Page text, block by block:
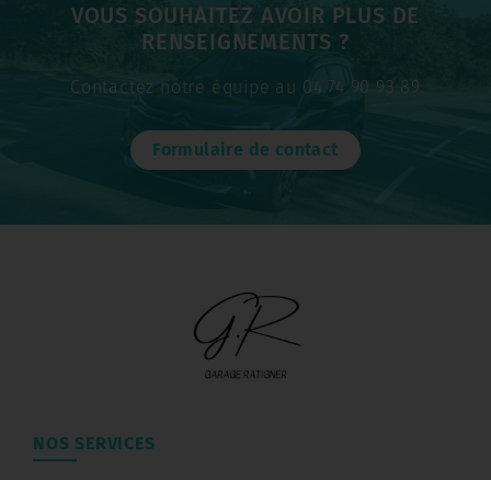
VOUS SOUHAITEZ AVOIR PLUS DE
RENSEIGNEMENTS ?
Contactez notre équipe au 04 74 90 93 89
Formulaire de contact
NOS SERVICES